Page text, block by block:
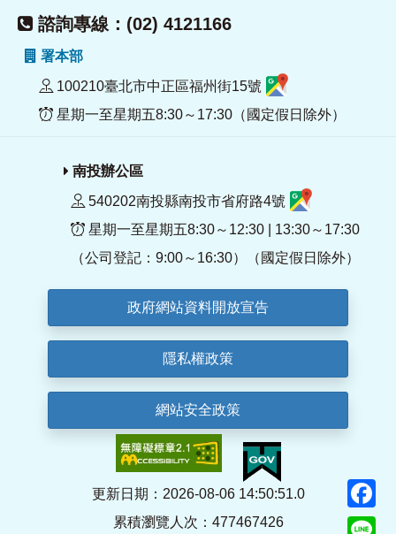
諮詢專線：(02) 4121166
署本部
100210臺北市中正區福州街15號
星期一至星期五8:30～17:30（國定假日除外）
南投辦公區
540202南投縣南投市省府路4號
星期一至星期五8:30～12:30 | 13:30～17:30
（公司登記：9:00～16:30）（國定假日除外）
政府網站資料開放宣告
隱私權政策
網站安全政策
更新日期：2026-08-06 14:50:51.0
累積瀏覽人次：477467426